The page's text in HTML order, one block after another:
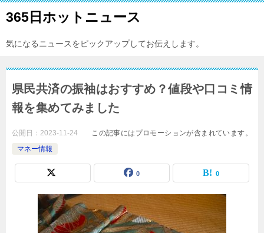
365日ホットニュース
気になるニュースをピックアップしてお伝えします。
県民共済の振袖はおすすめ？値段や口コミ情
報を集めてみました
公開日： 2023-11-24
マネー情報
この記事にはプロモーションが含まれています。
0 0